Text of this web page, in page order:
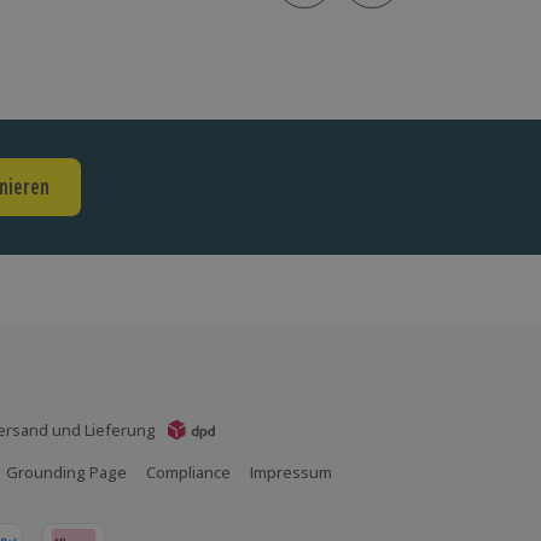
und Lieferung
Grounding Page Compliance Impressum